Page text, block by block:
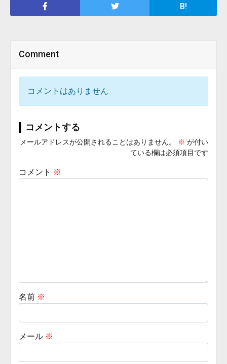
B!
Comment
コメントはありません
コメントする
メールアドレスが公開されることはありません。 ※ が付い
ている欄は必須項目です
コメント ※
名前 ※
メール ※